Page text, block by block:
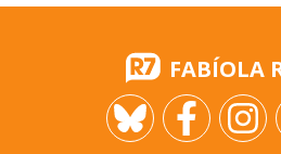
FABÍOLA